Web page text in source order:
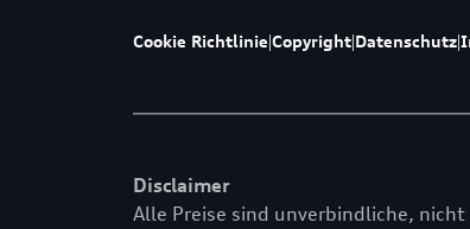
Cookie Richtlinie|Copyright|Datenschutz|
Disclaimer
Alle Preise sind unverbindliche,